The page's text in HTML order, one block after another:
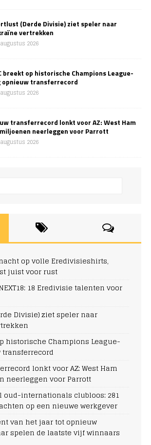
(Derde Divisie) ziet speler naar
vertrekken
2026
breekt op historische Champions League-
opnieuw transferrecord
2026
transferrecord lonkt voor AZ: West Ham
neerleggen voor Parrott
2026
op volle Eredivisieshirts,
juist voor rust
18 Eredivisie talenten voor
Divisie) ziet speler naar
historische Champions League-
lonkt voor AZ: West Ham
neerleggen voor Parrott
oud-internationals clubloos: 281
op een nieuwe werkgever
van het jaar tot opnieuw
spelen de laatste vijf winnaars